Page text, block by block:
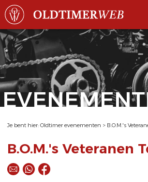
Je bent hier: Oldtimer evenementen > B.O.M.'s
B.O.M.'s Veteranen